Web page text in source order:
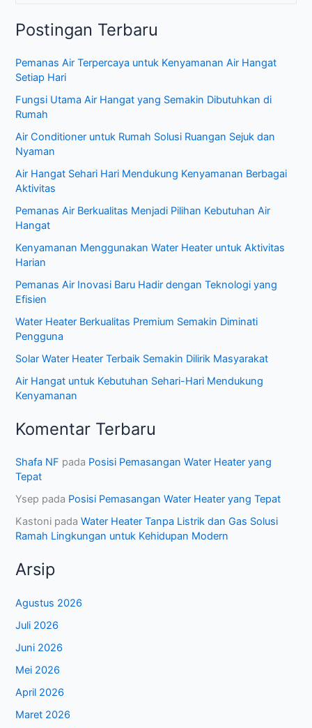
r
u
t
u
k
:
Postingan Terbaru
Pemanas Air Terpercaya untuk Kenyamanan Air Hangat
Setiap Hari
Fungsi Utama Air Hangat yang Semakin Dibutuhkan di
Rumah
Air Conditioner untuk Rumah Solusi Ruangan Sejuk dan
Nyaman
Air Hangat Sehari Hari Mendukung Kenyamanan Berbagai
Aktivitas
Pemanas Air Berkualitas Menjadi Pilihan Kebutuhan Air
Hangat
Kenyamanan Menggunakan Water Heater untuk Aktivitas
Harian
Pemanas Air Inovasi Baru Hadir dengan Teknologi yang
Efisien
Water Heater Berkualitas Premium Semakin Diminati
Pengguna
Solar Water Heater Terbaik Semakin Dilirik Masyarakat
Air Hangat untuk Kebutuhan Sehari-Hari Mendukung
Kenyamanan
Komentar Terbaru
Shafa NF pada Posisi Pemasangan Water Heater yang
Tepat
Ysep pada Posisi Pemasangan Water Heater yang Tepat
Kastoni padaWater Heater Tanpa Listrik dan Gas Solusi
Ramah Lingkungan untuk Kehidupan Modern
Arsip
Agustus 2026
Juli 2026
Juni 2026
Mei 2026
April 2026
Maret 2026